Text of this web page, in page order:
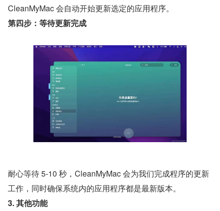
CleanMyMac 会自动开始更新选定的应用程序。
第四步：等待更新完成
耐心等待 5-10 秒，CleanMyMac 会为我们完成程序的更新
工作，同时确保系统内的应用程序都是最新版本。
3. 其他功能